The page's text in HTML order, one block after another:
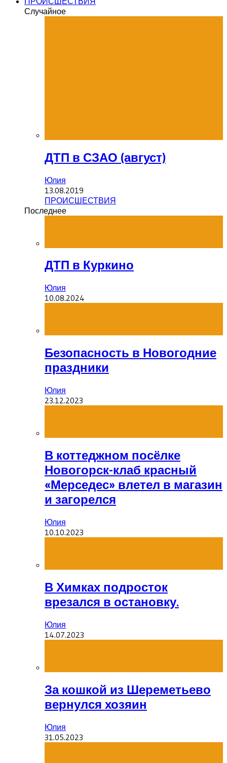
Случайное
ДТП в СЗАО (август)
Юлия
13.08.2019
ПРОИСШЕСТВИЯ
Последнее
ДТП в Куркино
Юлия
10.08.2024
Безопасность в Новогодние
праздники
Юлия
23.12.2023
В коттеджном посёлке
Новогорск-клаб красный
«Мерседес» влетел в магазин
и загорелся
Юлия
10.10.2023
В Химках подросток
врезался в остановку.
Юлия
14.07.2023
За кошкой из Шереметьево
вернулся хозяин
Юлия
31.05.2023